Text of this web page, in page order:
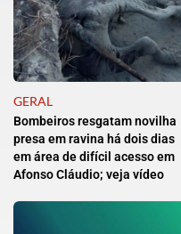
GERAL
Bombeiros resgatam novilha
presa em ravina há dois dias
em área de difícil acesso em
Afonso Cláudio; veja vídeo